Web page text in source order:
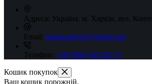
Адреса: Україна. м. Харків, вул.
Email: innam.advert@gmail.com
Телефон: +38 (066) 022-82-75
Кошик покупок
Ваш кошик порожній.